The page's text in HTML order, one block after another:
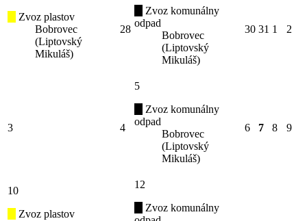
Zvoz plastov
Bobrovec
(Liptovský
Mikuláš)
28
Zvoz komunálny
odpad
Bobrovec
(Liptovský
Mikuláš)
30 31 1 2
3 4
5
Zvoz komunálny
odpad
Bobrovec
(Liptovský
Mikuláš)
6 7 8 9
10
Zvoz plastov
12
Zvoz komunálny